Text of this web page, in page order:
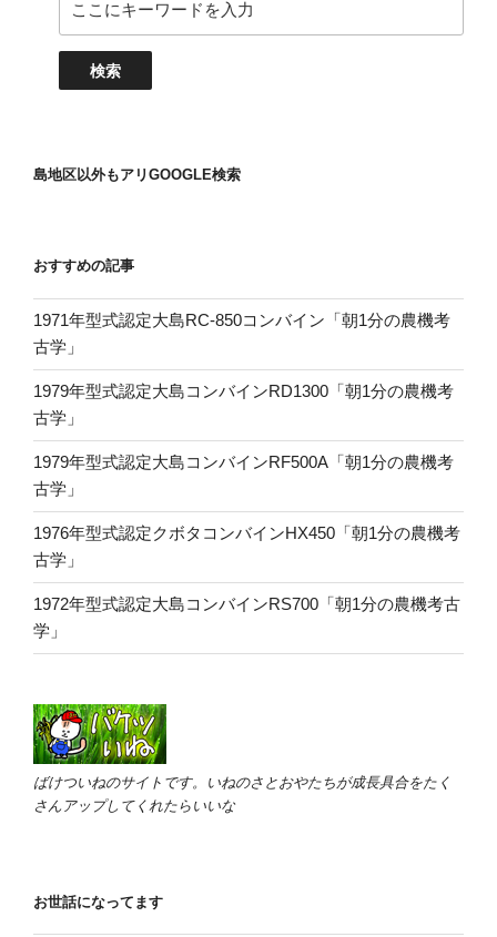
島地区以外もアリGOOGLE検索
おすすめの記事
1971年型式認定大島RC-850コンバイン「朝1分の農機考
古学」
1979年型式認定大島コンバインRD1300「朝1分の農機考
古学」
1979年型式認定大島コンバインRF500A「朝1分の農機考
古学」
1976年型式認定クボタコンバインHX450「朝1分の農機考
古学」
1972年型式認定大島コンバインRS700「朝1分の農機考古
学」
ばけついねのサイトです。いねのさとおやたちが成長具合をたく
さんアップしてくれたらいいな
お世話になってます